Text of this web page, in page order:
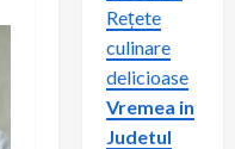
Rețete
culinare
delicioase
Vremea in
Judetul